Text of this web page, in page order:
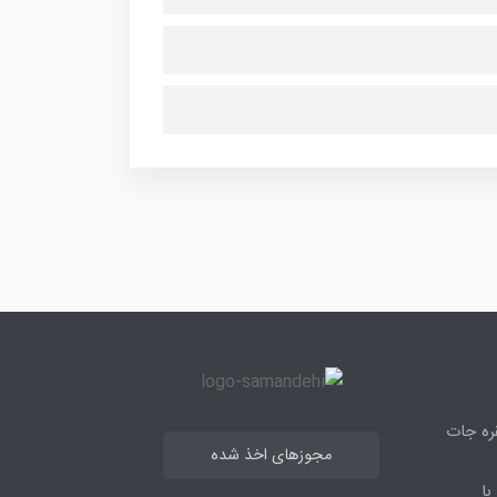
جات
مجوزهای اخذ شده